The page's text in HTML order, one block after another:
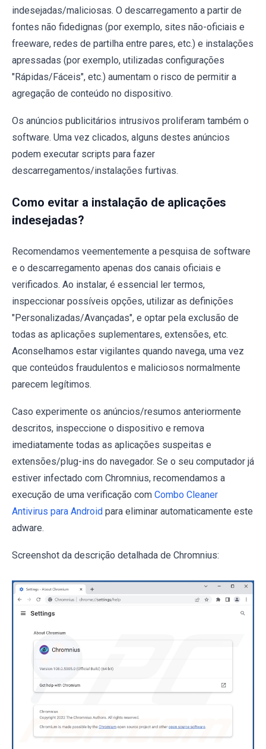
indesejadas/maliciosas. O descarregamento a partir de
fontes não fidedignas (por exemplo, sites não-oficiais e
freeware, redes de partilha entre pares, etc.) e instalações
apressadas (por exemplo, utilizadas configurações
"Rápidas/Fáceis", etc.) aumentam o risco de permitir a
agregação de conteúdo no dispositivo.
Os anúncios publicitários intrusivos proliferam também o
software. Uma vez clicados, alguns destes anúncios
podem executar scripts para fazer
descarregamentos/instalações furtivas.
Como evitar a instalação de aplicações
indesejadas?
Recomendamos veementemente a pesquisa de software
e o descarregamento apenas dos canais oficiais e
verificados. Ao instalar, é essencial ler termos,
inspeccionar possíveis opções, utilizar as definições
"Personalizadas/Avançadas", e optar pela exclusão de
todas as aplicações suplementares, extensões, etc.
Aconselhamos estar vigilantes quando navega, uma vez
que conteúdos fraudulentos e maliciosos normalmente
parecem legítimos.
Caso experimente os anúncios/resumos anteriormente
descritos, inspeccione o dispositivo e remova
imediatamente todas as aplicações suspeitas e
extensões/plug-ins do navegador. Se o seu computador já
estiver infectado com Chromnius, recomendamos a
execução de uma verificação com Combo Cleaner
Antivirus para Android para eliminar automaticamente este
adware.
Screenshot da descrição detalhada de Chromnius: